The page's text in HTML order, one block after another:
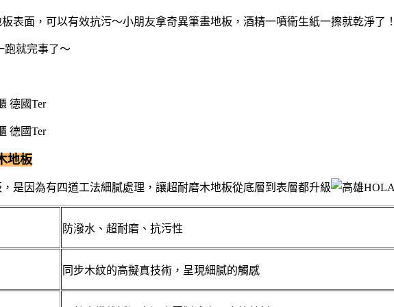
表⾯，可以有效抗污～小朋友拿奇異筆畫地板，酒精一噴衛生紙一擦就乾淨了
跑就完事了～
地板
是因為有四道⼯法細膩處理，讓超耐磨木地板從底層到表層都升級
防潑⽔、超耐磨、抗污性
同步木紋的⾼擬真技術，呈現細膩的觸感